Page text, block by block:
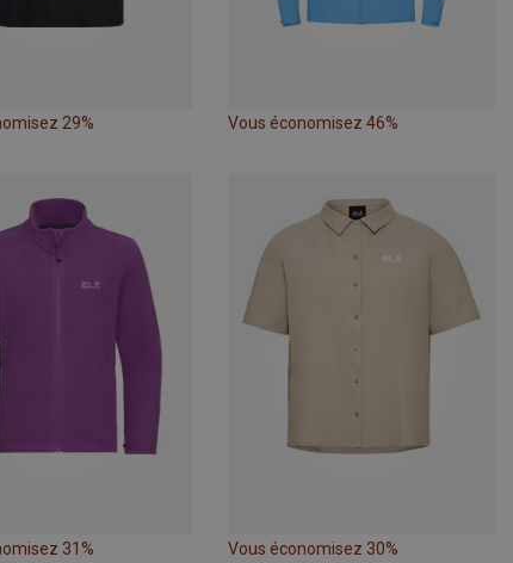
29% Vous économisez 46%
31% Vous économisez 30%